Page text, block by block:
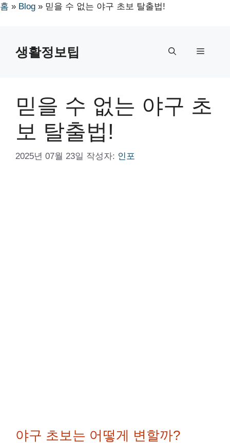
홈 » Blog » 믿을 수 없는 야구 초보 탈출법!
생활정보팁 메
믿을 수 없는 야구 초
보 탈출법!
2025년 07월 23일 작성자: 인포
야구 초보는 어떻게 변할까?